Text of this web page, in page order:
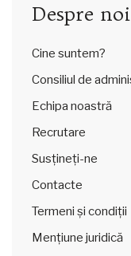
Despre noi
Cine suntem?
Consiliul de
Echipa noastră
Recrutare
Susțineți-ne
Contacte
Termeni și condiții
Mențiune juridică